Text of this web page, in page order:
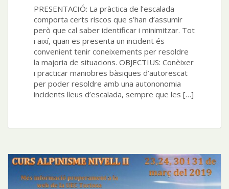
PRESENTACIÓ: La pràctica de l’escalada
comporta certs riscos que s’han d’assumir
però que cal saber identificar i minimitzar. Tot
i així, quan es presenta un incident és
convenient tenir coneixements per resoldre
la majoria de situacions. OBJECTIUS: Conèixer
i practicar maniobres bàsiques d’autorescat
per poder resoldre amb una autononomia
incidents lleus d’escalada, sempre que les […]